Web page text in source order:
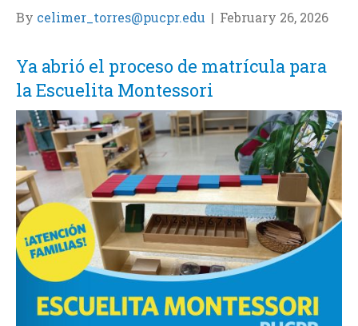
By celimer_torres@pucpr.edu | February 26, 2026
Ya abrió el proceso de matrícula para
la Escuelita Montessori